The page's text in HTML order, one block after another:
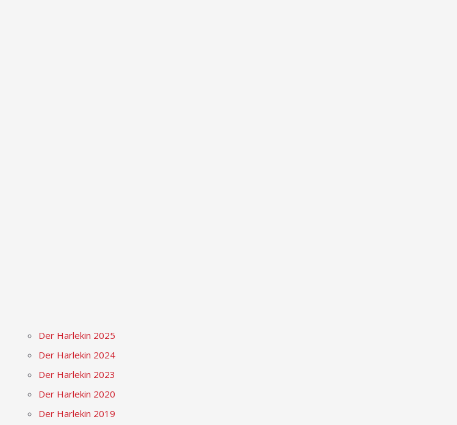
Der Harlekin 2025
Der Harlekin 2024
Der Harlekin 2023
Der Harlekin 2020
Der Harlekin 2019